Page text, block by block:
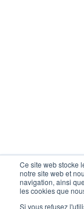
Ce site web stocke
notre site web et
navigation, ainsi
les cookies que
Si vous refusez